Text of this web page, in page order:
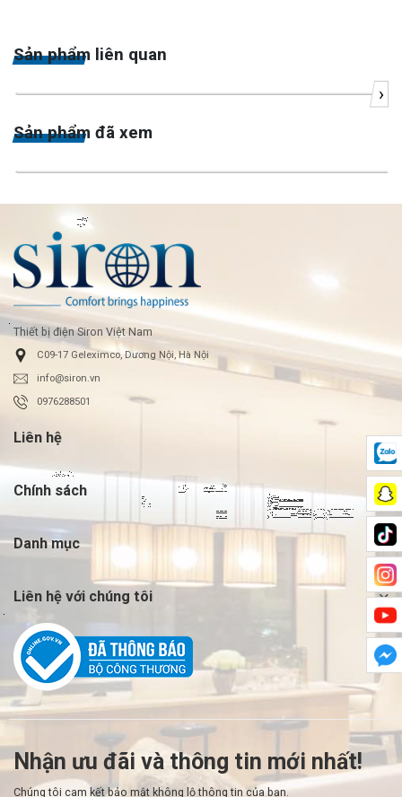
Sản phẩm liên quan
›
Sản phẩm đã xem
Thiết bị điện Siron Việt Nam
C09-17 Geleximco, Dương Nội, Hà Nội
info@siron.vn
0976288501
Liên hệ
Chính sách
Danh mục
Liên hệ với chúng tôi
Nhận ưu đãi và thông tin mới nhất!
Chúng tôi cam kết bảo mật không lộ thông tin của bạn.